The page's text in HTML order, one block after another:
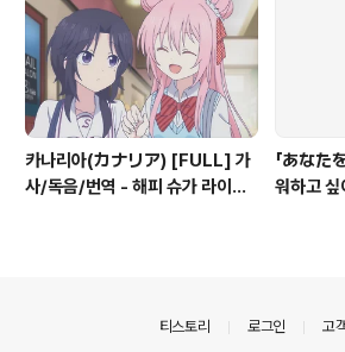
카나리아(カナリア) [FULL] 가
사/독음/번역 - 해피 슈가 라이프
「あなた
워하고
티스토리 로그인 고